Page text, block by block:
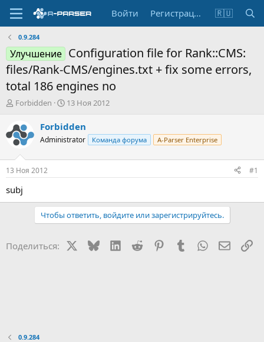
Войти Регистрация 🇷🇺
0.9.284
Улучшение Configuration file for Rank::CMS:
files/Rank-CMS/engines.txt + fix some errors,
total 186 engines no
А
т
о
р
т
е
м
ы
Forbidden
Д
т
н
а
13 Ноя 2012
Forbidden
Administrator Команда форума A-Parser Enterprise
13 Ноя 2012 #1
subj
Чтобы ответить, войдите или зарегистрируйтесь.
Поделиться: BlueskyLinkedIn
Reddit PinterestTumblr WhatsApp
0.9.284